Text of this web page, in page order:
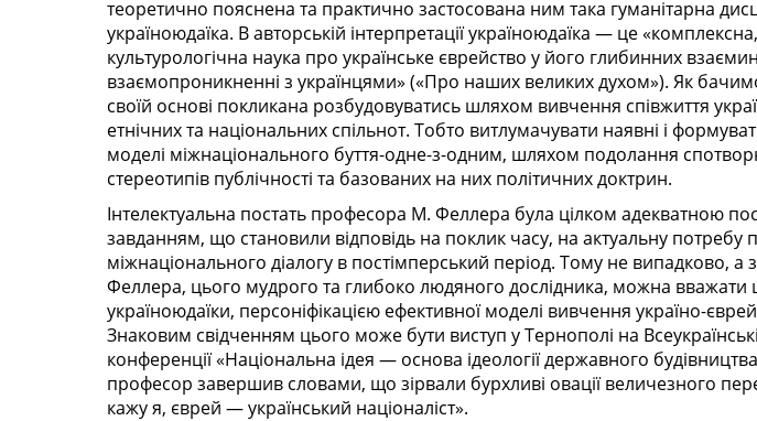
теоретично пояснена та практично застосована ним така гуманітарна
україноюдаїка. В авторській інтерпретації україноюдаїка — це
культурологічна наука про українське єврейство у його глибинних
взаємопроникненні з українцями» («Про наших великих духом»). Як
своїй основі покликана розбудовуватись шляхом вивчення співжиття
етнічних та національних спільнот. Тобто витлумачувати наявні і
моделі міжнаціонального буття-одне-з-одним, шляхом подолання
стереотипів публічності та базованих на них політичних доктрин.
Інтелектуальна постать професора М. Феллера була цілком адекватною
завданням, що становили відповідь на поклик часу, на актуальну потребу
міжнаціонального діалогу в постімперський період. Тому не випадково,
Феллера, цього мудрого та глибоко людяного дослідника, можна вважати
україноюдаїки, персоніфікацією ефективної моделі вивчення україно-
Знаковим свідченням цього може бути виступ у Тернополі на
конференції «Національна ідея — основа ідеології державного
професор завершив словами, що зірвали бурхливі овації величезного
кажу я, єврей — український націоналіст».